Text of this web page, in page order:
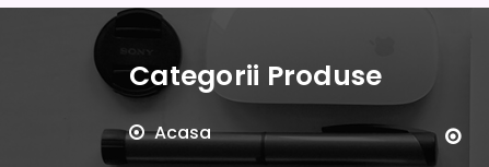
Categorii Produse
Acasa